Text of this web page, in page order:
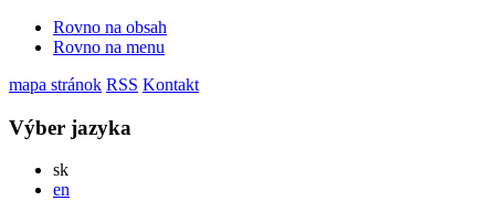
Rovno na obsah
Rovno na menu
mapa stránok RSS Kontakt
Výber jazyka
skSlovensky
en